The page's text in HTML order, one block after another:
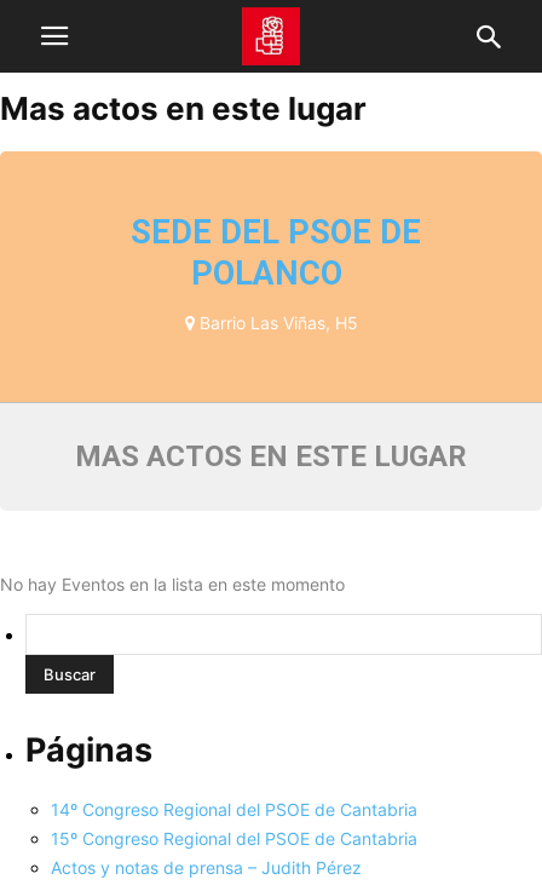
Mas actos en este lugar
SEDE DEL PSOE DE
POLANCO
Barrio Las Viñas, H5
MAS ACTOS EN ESTE LUGAR
No hay Eventos en la lista en este momento
Páginas
14º Congreso Regional del PSOE de Cantabria
15º Congreso Regional del PSOE de Cantabria
Actos y notas de prensa – Judith Pérez